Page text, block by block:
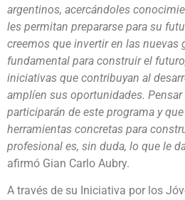
argentinos, acercándoles
les permitan prepararse para su
creemos que invertir en las nuevas
fundamental para construir el
iniciativas que contribuyan al
amplíen sus oportunidades.
participarán de este programa y
herramientas concretas para
profesional es, sin duda, lo que le
afirmó Gian Carlo Aubry.
A través de su Iniciativa por los